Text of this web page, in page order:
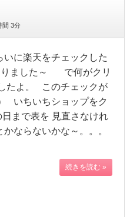
間 3分
に楽天をチェックした
りました～ で何がクリ
たよ。 このチェックが
いちいちショップをク
まで表を 見直さなけれ
ならないかな～。。。
続きを読む »